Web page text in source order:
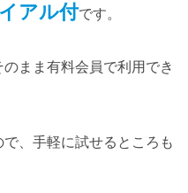
アル付です。
まま有料会員で利用でき
で、手軽に試せるところも